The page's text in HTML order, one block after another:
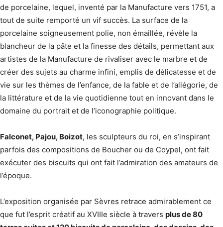
de porcelaine, lequel, inventé par la Manufacture vers 1751, a
tout de suite remporté un vif succès. La surface de la
porcelaine soigneusement polie, non émaillée, révèle la
blancheur de la pâte et la finesse des détails, permettant aux
artistes de la Manufacture de rivaliser avec le marbre et de
créer des sujets au charme infini, emplis de délicatesse et de
vie sur les thèmes de l’enfance, de la fable et de l’allégorie, de
la littérature et de la vie quotidienne tout en innovant dans le
domaine du portrait et de l’iconographie politique.
Falconet, Pajou, Boizot, les sculpteurs du roi, en s’inspirant
parfois des compositions de Boucher ou de Coypel, ont fait
exécuter des biscuits qui ont fait l’admiration des amateurs de
l’époque.
L’exposition organisée par Sèvres retrace admirablement ce
que fut l’esprit créatif au XVIIIe siècle à travers plus de 80